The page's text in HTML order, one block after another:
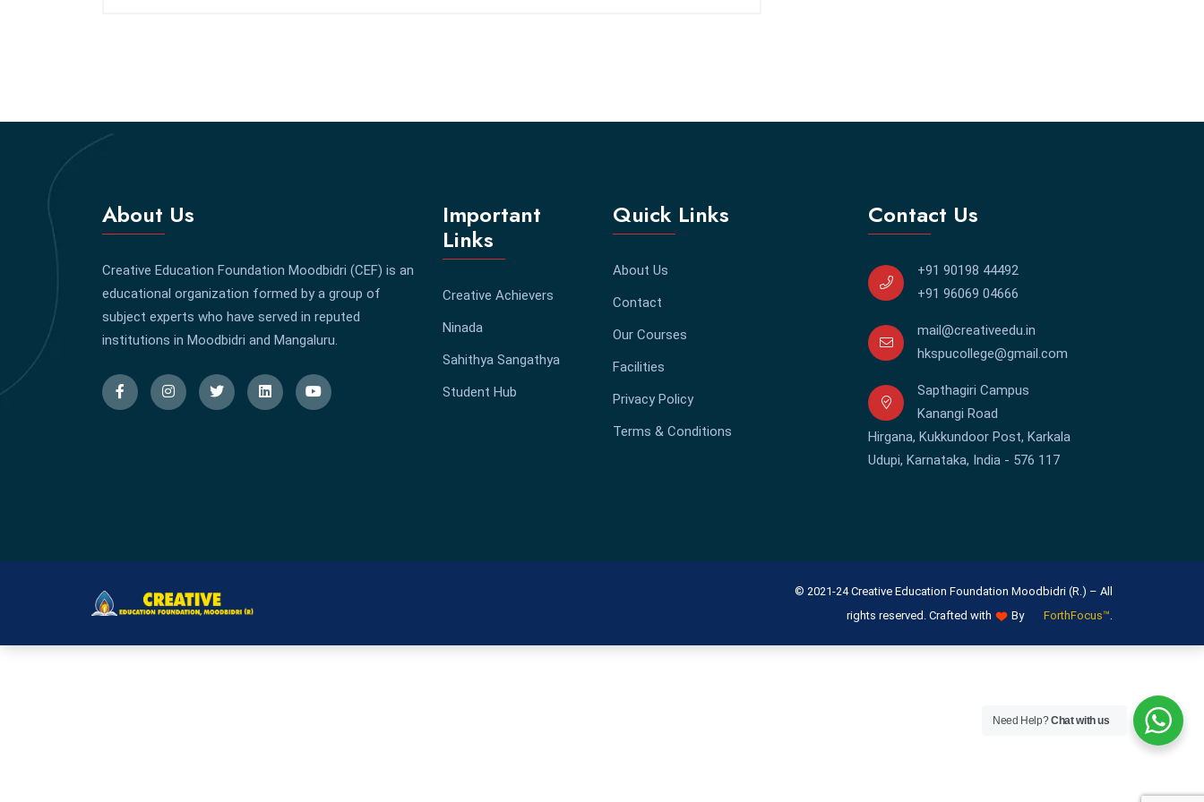
About Us
Creative Education Foundation Moodbidri (CEF) is an
educational organization formed by a group of
subject experts who have served in reputed
institutions in Moodbidri and Mangaluru.
Important
Links
Creative Achievers
Ninada
Sahithya Sangathya
Student Hub
Quick Links
About Us
Contact
Our Courses
Facilities
Privacy Policy
Terms & Conditions
Contact Us
+91 90198 44492
+91 96069 04666
mail@creativeedu.in
hkspucollege@gmail.com
Sapthagiri Campus
Kanangi Road
Hirgana, Kukkundoor Post, Karkala
Udupi, Karnataka, India - 576 117
© 2021-24 Creative Education Foundation Moodbidri (R.) – All
rights reserved. Crafted with
By ForthFocus™.
Need Help?Chat with us